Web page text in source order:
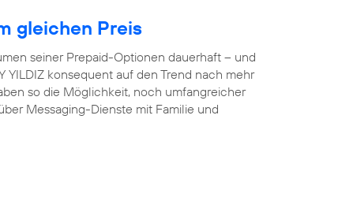
gleichen Preis
seiner Prepaid-Optionen dauerhaft – und
YILDIZ konsequent auf den Trend nach mehr
so die Möglichkeit, noch umfangreicher
Messaging-Dienste mit Familie und